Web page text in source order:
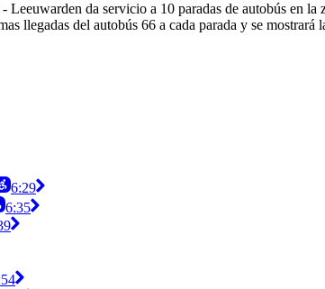
da servicio a 10 paradas de autobús en
llegadas del autobús 66 a cada parada y se
6:29
6:35